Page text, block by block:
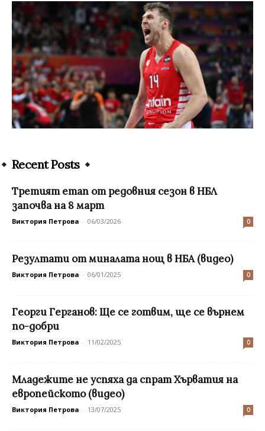
Recent Posts
Третият етап от редовния сезон в НБЛ
започва на 8 март
Виктория Петрова - 06/03/2026 0
Резултати от миналата нощ в НБА (видео)
Виктория Петрова - 06/01/2025 0
Георги Герганов: Ще се готвим, ще се върнем
по-добри
Виктория Петрова - 11/02/2025 0
Младежите не успяха да спрат Хърватия на
европейското (видео)
Виктория Петрова - 13/07/2025 0